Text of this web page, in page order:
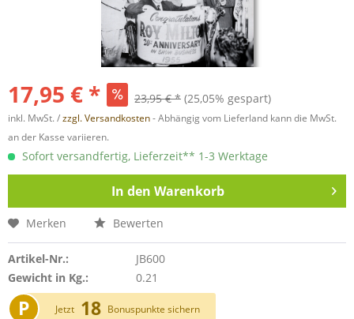
17,95 € * 23,95 € * (25,05% gespart)
inkl. MwSt. /zzgl. Versandkosten- Abhängig vom Lieferland kann die MwSt.
an der Kasse variieren.
Sofort versandfertig, Lieferzeit** 1-3 Werktage
In den Warenkorb
Merken Bewerten
Artikel-Nr.:
JB600
Gewicht in Kg.:
0.21
P Jetzt 18 Bonuspunkte sichern